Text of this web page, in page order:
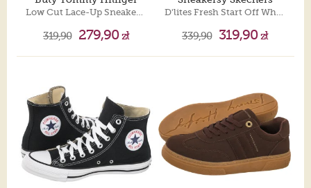
Low Cut Lace-Up Sneaker Black T3A9-35094-1967 128
319,90 279,90zł 339,90 319,90zł